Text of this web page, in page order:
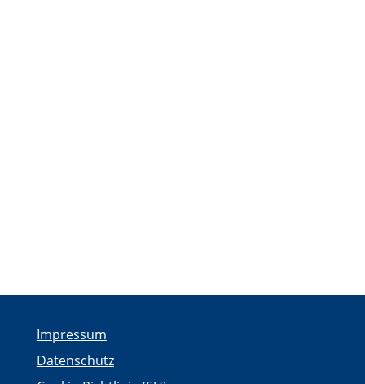
Impressum
Datenschutz